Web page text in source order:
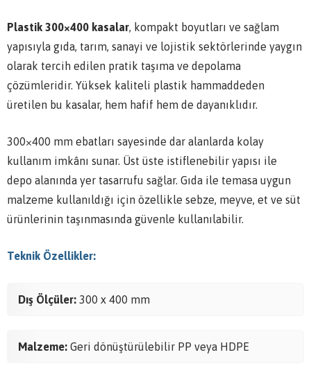
Plastik 300×400 kasalar, kompakt boyutları ve sağlam
yapısıyla gıda, tarım, sanayi ve lojistik sektörlerinde yaygın
olarak tercih edilen pratik taşıma ve depolama
çözümleridir. Yüksek kaliteli plastik hammaddeden
üretilen bu kasalar, hem hafif hem de dayanıklıdır.
300×400 mm ebatları sayesinde dar alanlarda kolay
kullanım imkânı sunar. Üst üste istiflenebilir yapısı ile
depo alanında yer tasarrufu sağlar. Gıda ile temasa uygun
malzeme kullanıldığı için özellikle sebze, meyve, et ve süt
ürünlerinin taşınmasında güvenle kullanılabilir.
Teknik Özellikler:
Dış Ölçüler: 300 x 400 mm
Malzeme: Geri dönüştürülebilir PP veya HDPE